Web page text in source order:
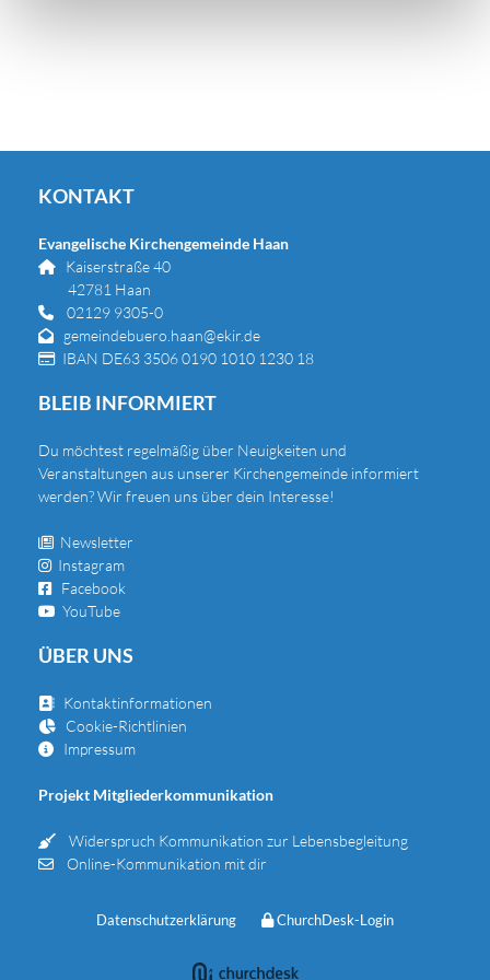
KONTAKT
Evangelische Kirchengemeinde Haan

Kaiserstraße 40
42781 Haan
 02129 9305-0
 gemeindebuero.haan@ekir.de
 IBAN DE63 3506 0190 1010 1230 18
BLEIB INFORMIERT
Du möchtest regelmäßig über Neuigkeiten und
Veranstaltungen aus unserer Kirchengemeinde informiert
werden? Wir freuen uns über dein Interesse!
 Newsletter
 Instagram
 Facebook
 YouTube
ÜBER UNS
 Kontaktinformationen
 Cookie-Richtlinien
 Impressum
Projekt Mitgliederkommunikation
 Widerspruch Kommunikation zur Lebensbegleitung
 Online-Kommunikation mit dir
Datenschutzerklärung ChurchDesk-Login